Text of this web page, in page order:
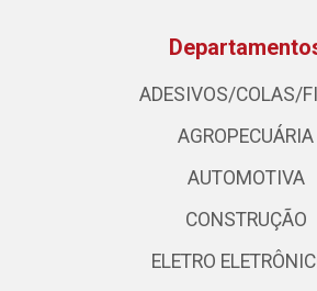
ADESIVOS/COLAS/
AGROPECUÁRIA
AUTOMOTIVA
CONSTRUÇÃO
ELETRO